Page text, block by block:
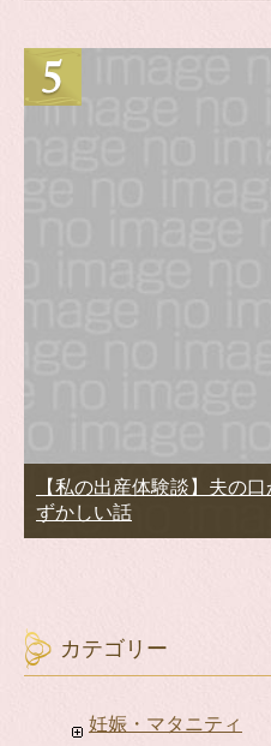
【私の出産体験談】夫の
ずかしい話
カテゴリー
妊娠・マタニティ